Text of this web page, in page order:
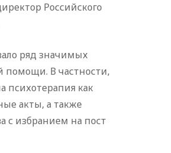
Российского
ряд значимых
помощи. В частности,
психотерапия как
акты, а также
с избранием на пост